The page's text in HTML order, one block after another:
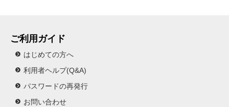
ご利用ガイド
はじめての方へ
利用者ヘルプ(Q&A)
パスワードの再発行
お問い合わせ